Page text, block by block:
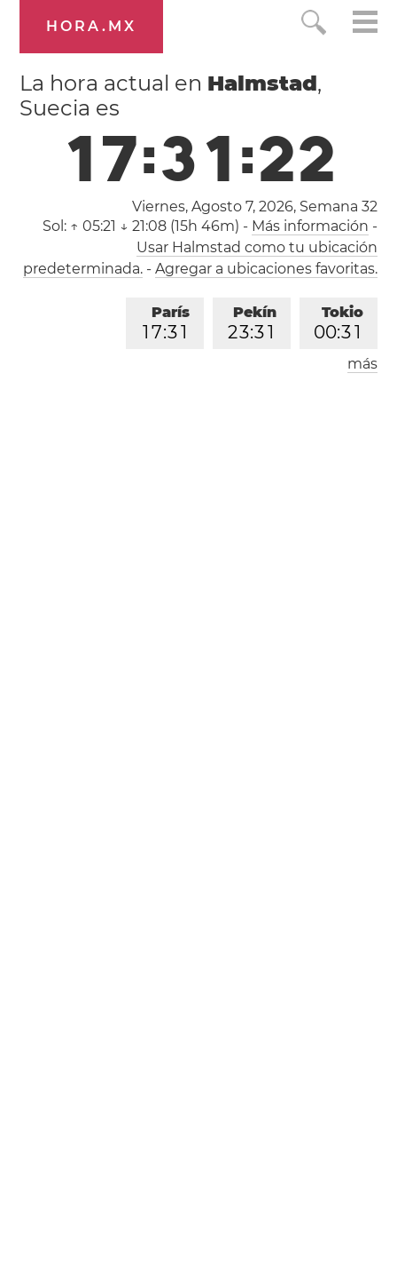
HORA.MX
La hora actual en Halmstad,
Suecia es
17:31:22
Viernes, Agosto 7, 2026, Semana 32
Sol: ↑ 05:21 ↓ 21:08 (15h 46m) - Más información -
Usar Halmstad como tu ubicación
predeterminada.- Agregar a ubicaciones favoritas.
Tokio
00:31
Pekín
23:31
París
1 7:31
Londres
más